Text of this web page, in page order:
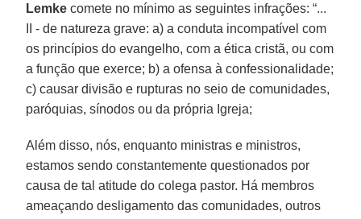
Lemke comete no mínimo as seguintes infrações: “...
II - de natureza grave: a) a conduta incompatível com
os princípios do evangelho, com a ética cristã, ou com
a função que exerce; b) a ofensa à confessionalidade;
c) causar divisão e rupturas no seio de comunidades,
paróquias, sínodos ou da própria Igreja;
Além disso, nós, enquanto ministras e ministros,
estamos sendo constantemente questionados por
causa de tal atitude do colega pastor. Há membros
ameaçando desligamento das comunidades, outros